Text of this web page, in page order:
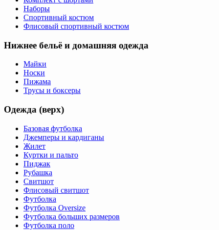
Наборы
Спортивный костюм
Флисовый спортивный костюм
Нижнее бельё и домашняя одежда
Майки
Носки
Пижама
Трусы и боксеры
Одежда (верх)
Базовая футболка
Джемперы и кардиганы
Жилет
Куртки и пальто
Пиджак
Рубашка
Свитшот
Флисовый свитшот
Футболка
Футболка Oversize
Футболка больших размеров
Футболка поло